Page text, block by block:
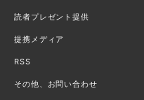
読者プレゼント提供
提携メディア
RSS
その他、お問い合わせ